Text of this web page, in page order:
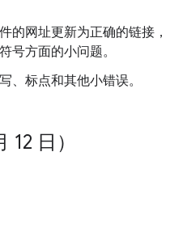
的网址更新为正确的链接，
号方面的小问题。
、标点和其他小错误。
日）